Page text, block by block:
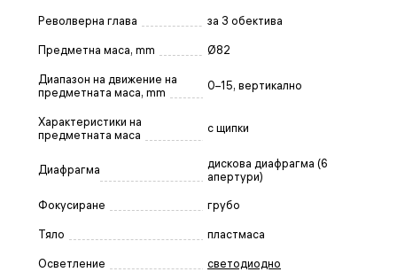
Револверна глава за 3 обектива
Предметна маса, mm Ø82
Диапазон на движение на
предметната маса, mm
0–15, вертикално
Характеристики на
предметната маса
с щипки
Диафрагма
дискова диафрагма (6
апертури)
Фокусиране грубо
Тяло пластмаса
Осветление светодиодно